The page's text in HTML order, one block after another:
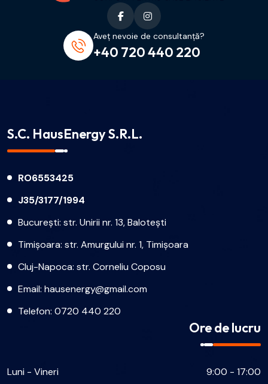
Aveț nevoie de consultanță?
+40 720 440 220
S.C. HausEnergy S.R.L.
RO6553425
J35/3177/1994
București: str. Unirii nr. 13, Balotești
Timișoara: str. Amurgului nr. 1, Timișoara
Cluj-Napoca: str. Corneliu Coposu
Email: hausenergy@gmail.com
Telefon: 0720 440 220
Ore de lucru
Luni - Vineri
9:00 - 17:00